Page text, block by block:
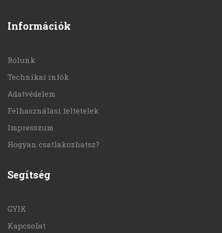
Információk
Rólunk
Technikai infók
Adatvédelem
Felhasználási feltételek
Impresszum
Hogyan csatlakozhatsz?
Segítség
GYIK
Kapcsolat